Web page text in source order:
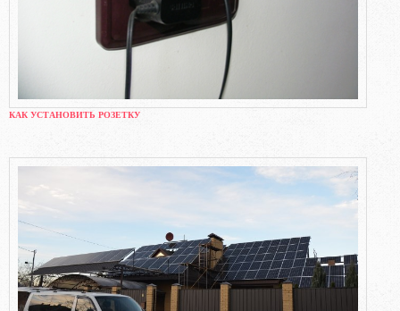
КАК УСТАНОВИТЬ РОЗЕТКУ